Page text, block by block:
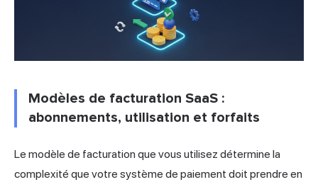
Modèles de facturation SaaS :
abonnements, utilisation et forfaits
Le modèle de facturation que vous utilisez détermine la
complexité que votre système de paiement doit prendre en